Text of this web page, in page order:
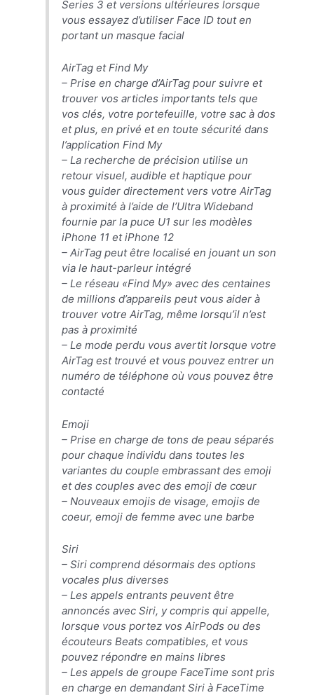
Series 3 et versions ultérieures lorsque
vous essayez d’utiliser Face ID tout en
portant un masque facial
AirTag et Find My
– Prise en charge d’AirTag pour suivre et
trouver vos articles importants tels que
vos clés, votre portefeuille, votre sac à dos
et plus, en privé et en toute sécurité dans
l’application Find My
– La recherche de précision utilise un
retour visuel, audible et haptique pour
vous guider directement vers votre AirTag
à proximité à l’aide de l’Ultra Wideband
fournie par la puce U1 sur les modèles
iPhone 11 et ‌iPhone 12‌
– AirTag peut être localisé en jouant un son
via le haut-parleur intégré
– Le réseau «Find My» avec des centaines
de millions d’appareils peut vous aider à
trouver votre AirTag, même lorsqu’il n’est
pas à proximité
– Le mode perdu vous avertit lorsque votre
AirTag est trouvé et vous pouvez entrer un
numéro de téléphone où vous pouvez être
contacté
Emoji
– Prise en charge de tons de peau séparés
pour chaque individu dans toutes les
variantes du couple embrassant des emoji
et des couples avec des emoji de cœur
– Nouveaux emojis de visage, emojis de
coeur, emoji de femme avec une barbe
Siri
– ‌Siri‌ comprend désormais des options
vocales plus diverses
– Les appels entrants peuvent être
annoncés avec ‌Siri‌, y compris qui appelle,
lorsque vous portez vos ‌AirPods‌ ou des
écouteurs Beats compatibles, et vous
pouvez répondre en mains libres
– Les appels de groupe FaceTime sont pris
en charge en demandant ‌Siri‌ à ‌FaceTime‌